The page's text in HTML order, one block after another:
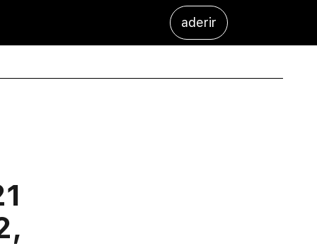
aderir